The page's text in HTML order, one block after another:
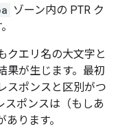
ゾーン内の PTR ク
クエリ名の大文字と
果が生じます。最初
スポンスと区別がつ
スポンスは（もしあ
ります。